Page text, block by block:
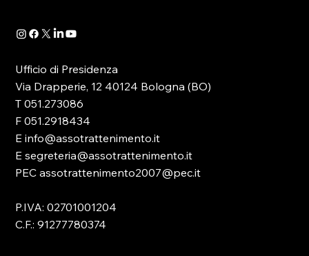
Ufficio di Presidenza
Via Drapperie, 12 40124 Bologna (BO)
T 051.273086
F 051.2918434
E info@assotrattenimento.it
E segreteria@assotrattenimento.it
PEC assotrattenimento2007@pec.it
P.IVA: 02701001204
C.F.: 91277780374